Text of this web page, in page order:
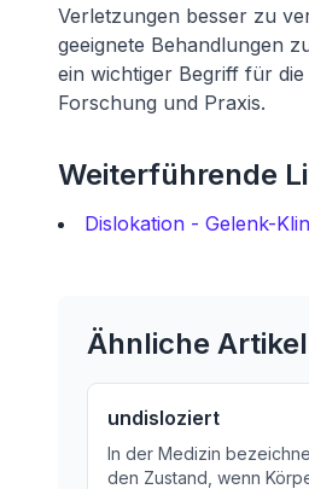
Verletzungen besser zu
geeignete Behandlungen
ein wichtiger Begriff für die
Forschung und Praxis.
Weiterführende
Dislokation - Gelenk-
Ähnliche Artikel
undisloziert
In der Medizin
den Zustand, wenn